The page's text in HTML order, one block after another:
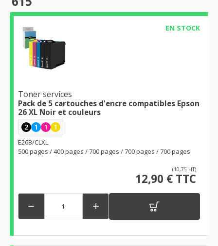
EN STOCK
Toner services
Pack de 5 cartouches d'encre compatibles Epson
26 XL Noir et couleurs
2 1 1 1
E26B/CLXL
500 pages / 400 pages / 700 pages / 700 pages / 700 pages
(10,75 HT)
12,90 € TTC
 